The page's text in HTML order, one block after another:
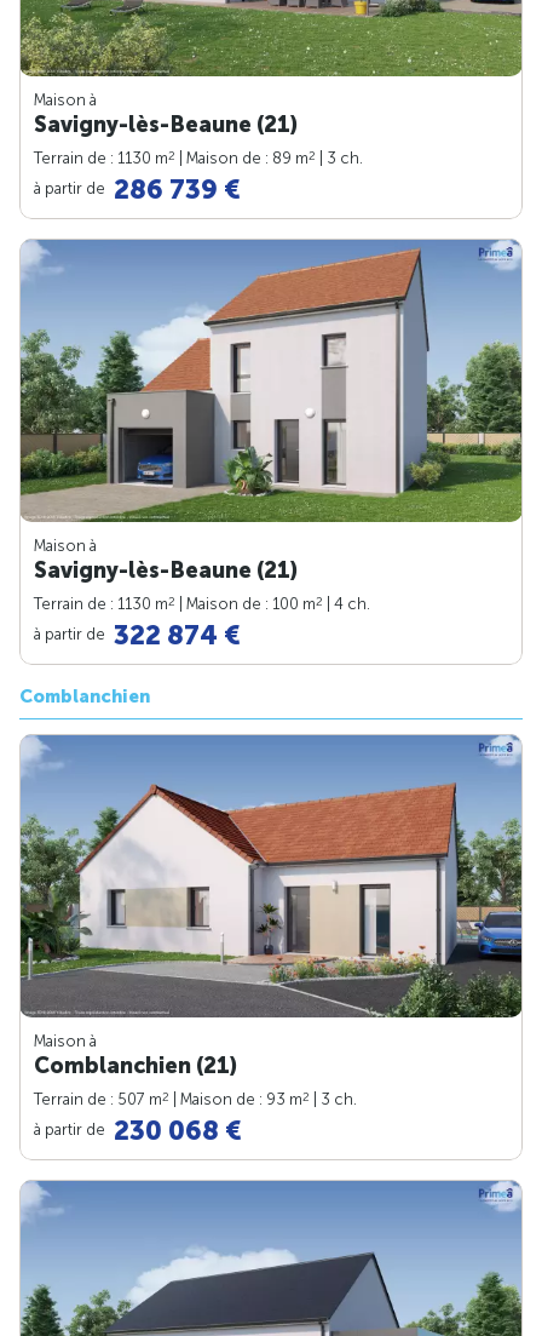
Maison à
Savigny-lès-Beaune (21)
Terrain de : 1130 m2 | Maison de : 89 m2
| 3 ch.
à partir de 286 739 €
Maison à
Savigny-lès-Beaune (21)
Terrain de : 1130 m2 | Maison de : 100 m2
| 4 ch.
à partir de 322 874 €
Comblanchien
Maison à
Comblanchien (21)
Terrain de : 507 m2 | Maison de : 93 m2
| 3 ch.
à partir de 230 068 €